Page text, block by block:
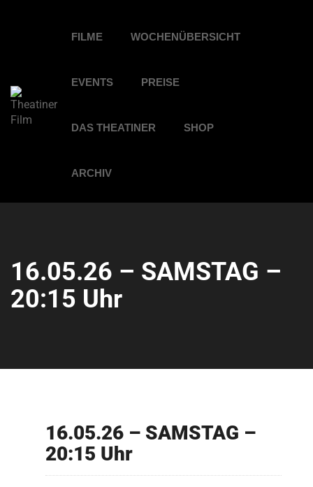
FILME WOCHENÜBERSICHT
EVENTS PREISE
DAS THEATINER SHOP
ARCHIV
16.05.26 – SAMSTAG –
20:15 Uhr
16.05.26 – SAMSTAG –
20:15 Uhr